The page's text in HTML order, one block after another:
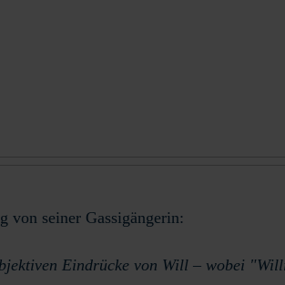
von seiner Gassigängerin:
Eindrücke von Will – wobei